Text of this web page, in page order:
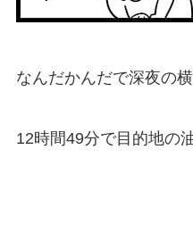
なんだかんだで深夜の
12時間49分で目的地の